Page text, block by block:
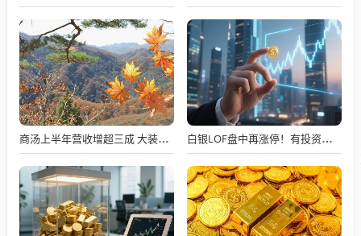
商汤上半年营收增超三成 大装置总算力达25000P 徐立：核心竞争力在于软硬件融合 白银LOF盘中再涨停！有投资者收到“异常交易”提醒 将被重点监控